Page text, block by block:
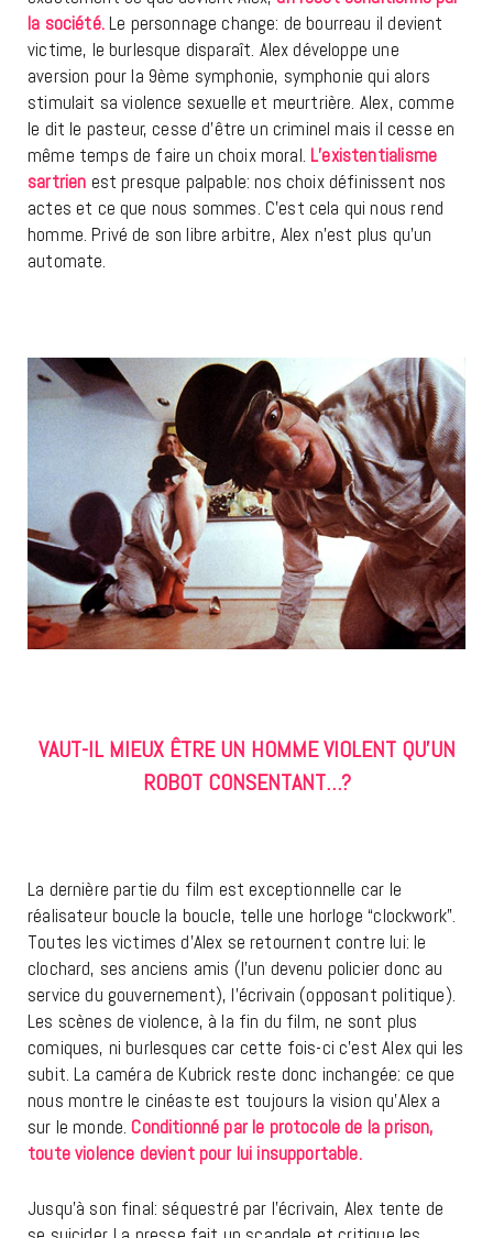
la société. Le personnage change: de bourreau il devient
victime, le burlesque disparaît. Alex développe une
aversion pour la 9ème symphonie, symphonie qui alors
stimulait sa violence sexuelle et meurtrière. Alex, comme
le dit le pasteur, cesse d’être un criminel mais il cesse en
même temps de faire un choix moral. L’existentialisme
sartrien est presque palpable: nos choix définissent nos
actes et ce que nous sommes. C’est cela qui nous rend
homme. Privé de son libre arbitre, Alex n’est plus qu’un
automate.
VAUT-IL MIEUX ÊTRE UN HOMME VIOLENT QU’UN
ROBOT CONSENTANT…?
La dernière partie du film est exceptionnelle car le
réalisateur boucle la boucle, telle une horloge “clockwork”.
Toutes les victimes d’Alex se retournent contre lui: le
clochard, ses anciens amis (l’un devenu policier donc au
service du gouvernement), l’écrivain (opposant politique).
Les scènes de violence, à la fin du film, ne sont plus
comiques, ni burlesques car cette fois-ci c’est Alex qui les
subit. La caméra de Kubrick reste donc inchangée: ce que
nous montre le cinéaste est toujours la vision qu’Alex a
sur le monde. Conditionné par le protocole de la prison,
toute violence devient pour lui insupportable.
Jusqu’à son final: séquestré par l’écrivain, Alex tente de